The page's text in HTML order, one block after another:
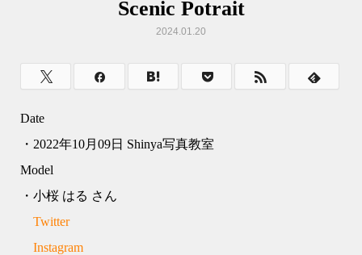
Scenic Potrait
2024.01.20
Date
・2022年10月09日 Shinya写真教室
Model
・小桜 はる さん
Twitter
Instagram